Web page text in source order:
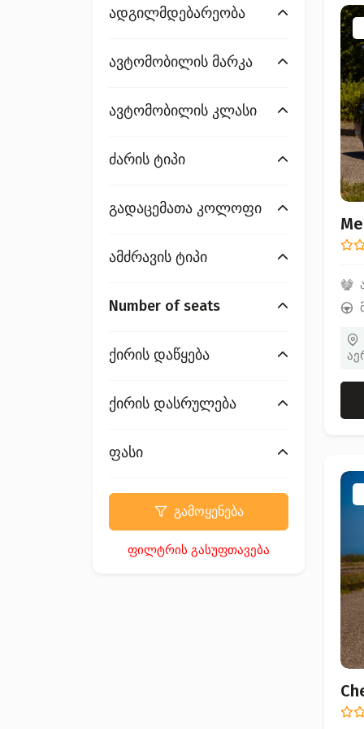
ადგილმდებარეობა
ავტომობილის მარკა
ავტომობილის კლასი
ძარის ტიპი
გადაცემათა კოლოფი
ამძრავის ტიპი
Number of seats
ქირის დაწყება
ქირის დასრულება
ფასი
გამოყენება
ფილტრის გასუფთავება